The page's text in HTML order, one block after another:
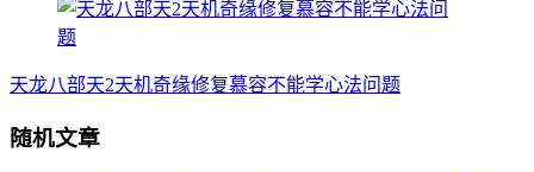
天龙八部天2天机奇缘修复慕容不能学心法问题
随机文章